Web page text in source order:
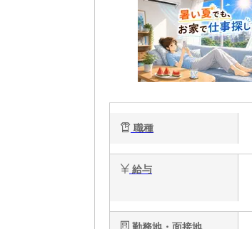
職種
給与